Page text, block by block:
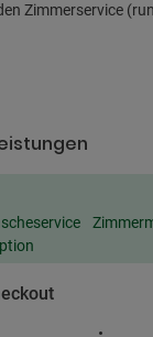
Zimmerservice